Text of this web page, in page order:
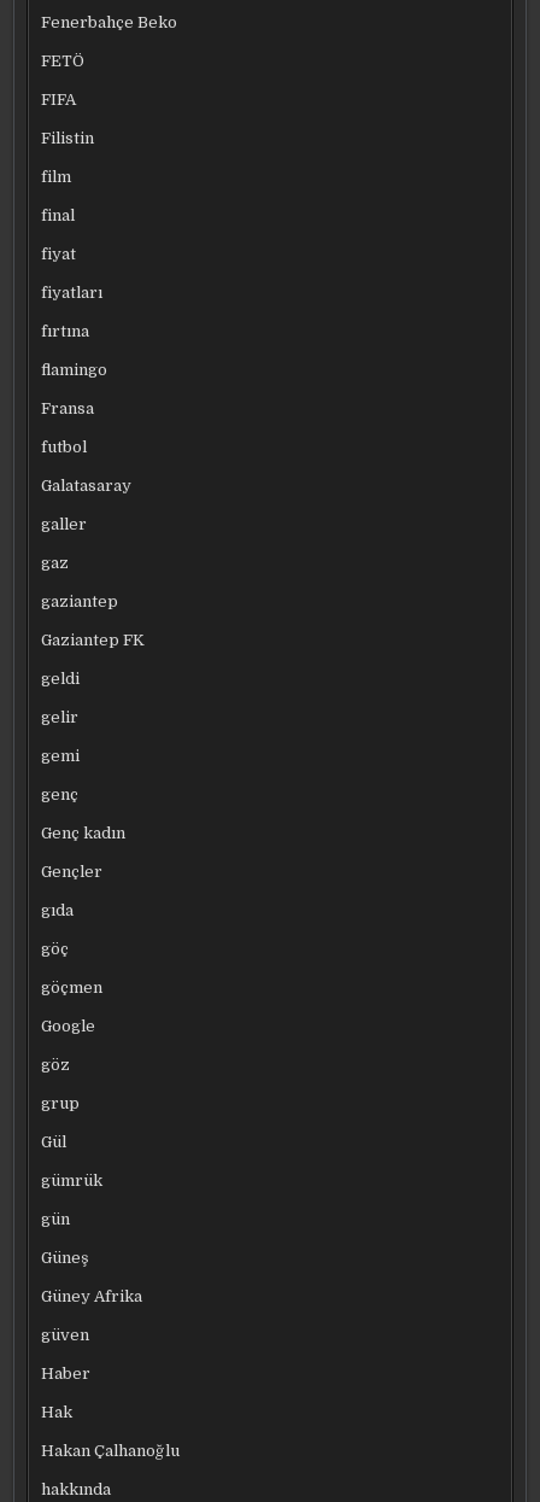
Fenerbahçe Beko
FETÖ
FIFA
Filistin
film
final
fiyat
fiyatları
fırtına
flamingo
Fransa
futbol
Galatasaray
galler
gaz
gaziantep
Gaziantep FK
geldi
gelir
gemi
genç
Genç kadın
Gençler
gıda
göç
göçmen
Google
göz
grup
Gül
gümrük
gün
Güneş
Güney Afrika
güven
Haber
Hak
Hakan Çalhanoğlu
hakkında